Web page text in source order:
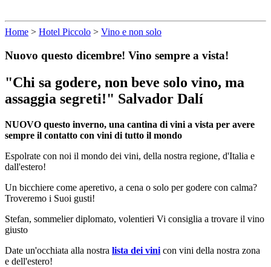
Home > Hotel Piccolo > Vino e non solo
Nuovo questo dicembre! Vino sempre a vista!
"Chi sa godere, non beve solo vino, ma
assaggia segreti!" Salvador Dalí
NUOVO questo inverno, una cantina di vini a vista per avere
sempre il contatto con vini di tutto il mondo
Espolrate con noi il mondo dei vini, della nostra regione, d'Italia e
dall'estero!
Un bicchiere come aperetivo, a cena o solo per godere con calma?
Troveremo i Suoi gusti!
Stefan, sommelier diplomato, volentieri Vi consiglia a trovare il vino
giusto
Date un'occhiata alla nostra lista dei vini con vini della nostra zona
e dell'estero!